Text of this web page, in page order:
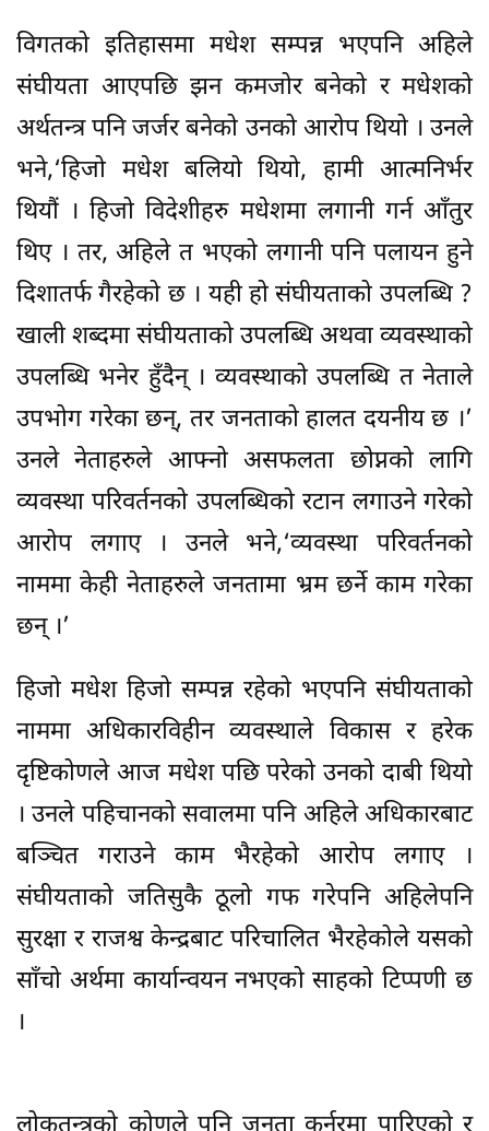
विगतको इतिहासमा मधेश सम्पन्न भएपनि अहिले
संघीयता आएपछि झन कमजोर बनेको र मधेशको
अर्थतन्त्र पनि जर्जर बनेको उनको आरोप थियो । उनले
भने,‘हिजो मधेश बलियो थियो, हामी आत्मनिर्भर
थियौं । हिजो विदेशीहरु मधेशमा लगानी गर्न आँतुर
थिए । तर, अहिले त भएको लगानी पनि पलायन हुने
दिशातर्फ गैरहेको छ । यही हो संघीयताको उपलब्धि ?
खाली शब्दमा संघीयताको उपलब्धि अथवा व्यवस्थाको
उपलब्धि भनेर हुँदैन् । व्यवस्थाको उपलब्धि त नेताले
उपभोग गरेका छन्, तर जनताको हालत दयनीय छ ।’
उनले नेताहरुले आफ्नो असफलता छोप्नको लागि
व्यवस्था परिवर्तनको उपलब्धिको रटान लगाउने गरेको
आरोप लगाए । उनले भने,‘व्यवस्था परिवर्तनको
नाममा केही नेताहरुले जनतामा भ्रम छर्ने काम गरेका
छन् ।’
हिजो मधेश हिजो सम्पन्न रहेको भएपनि संघीयताको
नाममा अधिकारविहीन व्यवस्थाले विकास र हरेक
दृष्टिकोणले आज मधेश पछि परेको उनको दाबी थियो
। उनले पहिचानको सवालमा पनि अहिले अधिकारबाट
बञ्चित गराउने काम भैरहेको आरोप लगाए ।
संघीयताको जतिसुकै ठूलो गफ गरेपनि अहिलेपनि
सुरक्षा र राजश्व केन्द्रबाट परिचालित भैरहेकोले यसको
साँचो अर्थमा कार्यान्वयन नभएको साहको टिप्पणी छ
।